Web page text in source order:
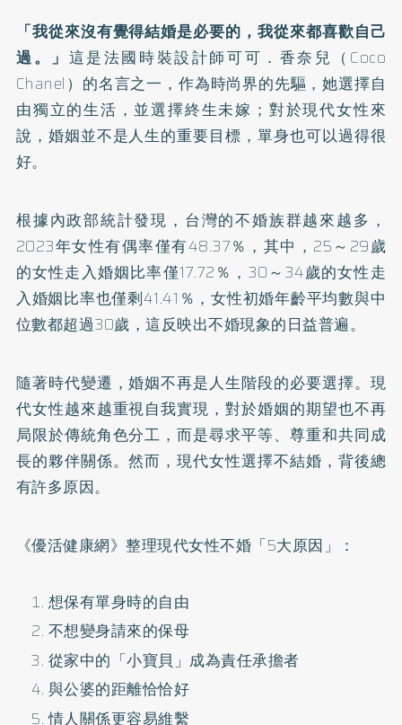
「我從來沒有覺得結婚是必要的，我從來都喜歡自己
過。」 這是法國時裝設計師可可．香奈兒（Coco
Chanel）的名言之一，作為時尚界的先驅，她選擇自
由獨立的生活，並選擇終生未嫁；對於現代女性來
說，婚姻並不是人生的重要目標，單身也可以過得很
好。
根據內政部統計發現，台灣的不婚族群越來越多，
2023年女性有偶率僅有48.37％，其中，25～29歲
的女性走入婚姻比率僅17.72％，30～34歲的女性走
入婚姻比率也僅剩41.41％，女性初婚年齡平均數與中
位數都超過30歲，這反映出不婚現象的日益普遍。
隨著時代變遷，婚姻不再是人生階段的必要選擇。現
代女性越來越重視自我實現，對於婚姻的期望也不再
局限於傳統角色分工，而是尋求平等、尊重和共同成
長的夥伴關係。然而，現代女性選擇不結婚，背後總
有許多原因。
《優活健康網》整理現代女性不婚「5大原因」 ：
想保有單身時的自由
不想變身請來的保母
從家中的「小寶貝」成為責任承擔者
與公婆的距離恰恰好
情人關係更容易維繫